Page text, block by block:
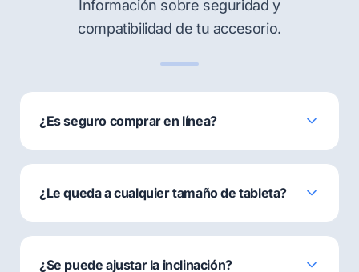
Información sobre seguridad y
compatibilidad de tu accesorio.
¿Es seguro comprar en línea?
¿Le queda a cualquier tamaño de tableta?
¿Se puede ajustar la inclinación?